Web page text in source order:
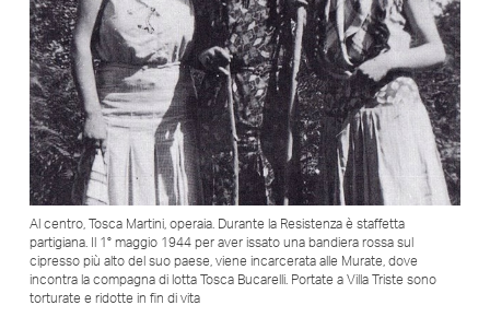
Al centro, Tosca Martini, operaia. Durante la Resistenza è staffetta
partigiana. Il 1° maggio 1944 per aver issato una bandiera rossa sul
cipresso più alto del suo paese, viene incarcerata alle Murate, dove
incontra la compagna di lotta Tosca Bucarelli. Portate a Villa Triste sono
torturate e ridotte in fin di vita